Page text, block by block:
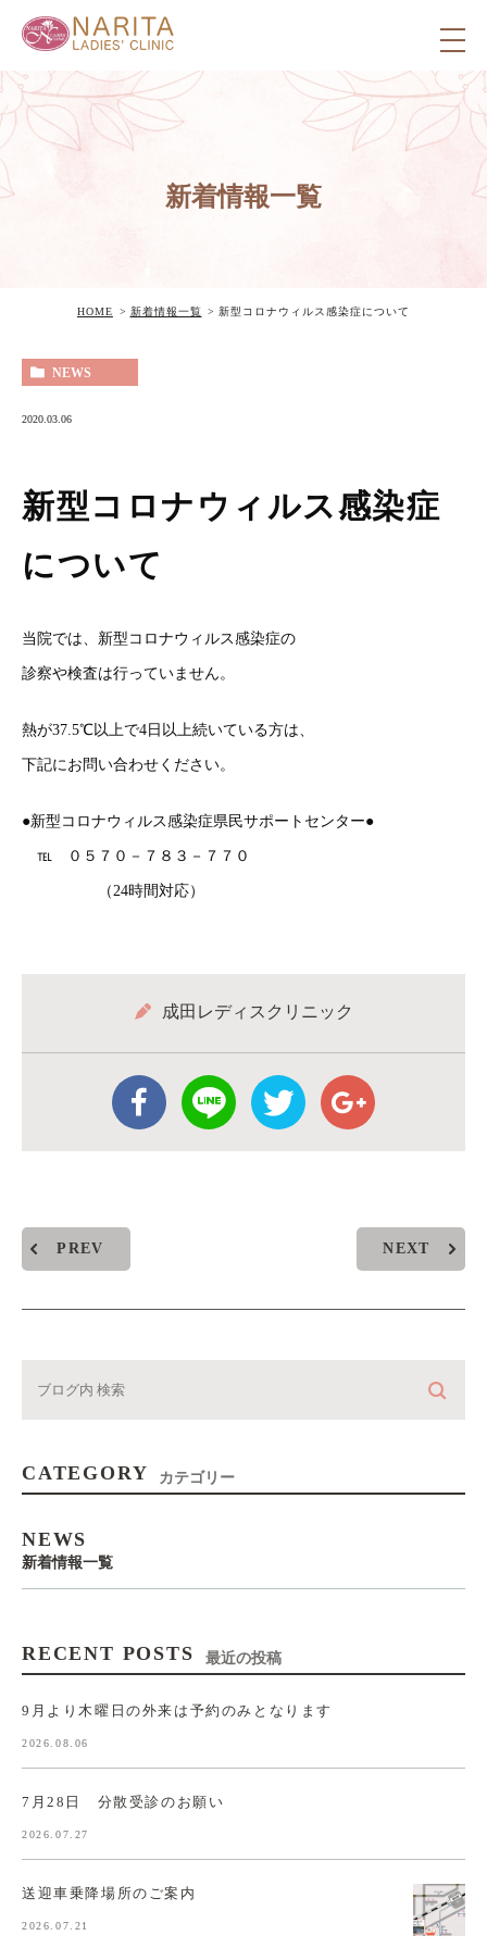
新着情報一覧
HOME 新着情報一覧 新型コロナウィルス感染症について
NEWS
2020.03.06
新型コロナウィルス感染症
について
当院では、新型コロナウィルス感染症の
診察や検査は行っていません。
熱が37.5℃以上で4日以上続いている方は、
下記にお問い合わせください。
●新型コロナウィルス感染症県民サポートセンター●
℡ ０５７０－７８３－７７０
（24時間対応）
成田レディスクリニック
PREV NEXT
CATEGORY カテゴリー
NEWS
新着情報一覧
RECENT POSTS 最近の投稿
9月より木曜日の外来は予約のみとなります
2026.08.06
7月28日 分散受診のお願い
2026.07.27
送迎車乗降場所のご案内
2026.07.21